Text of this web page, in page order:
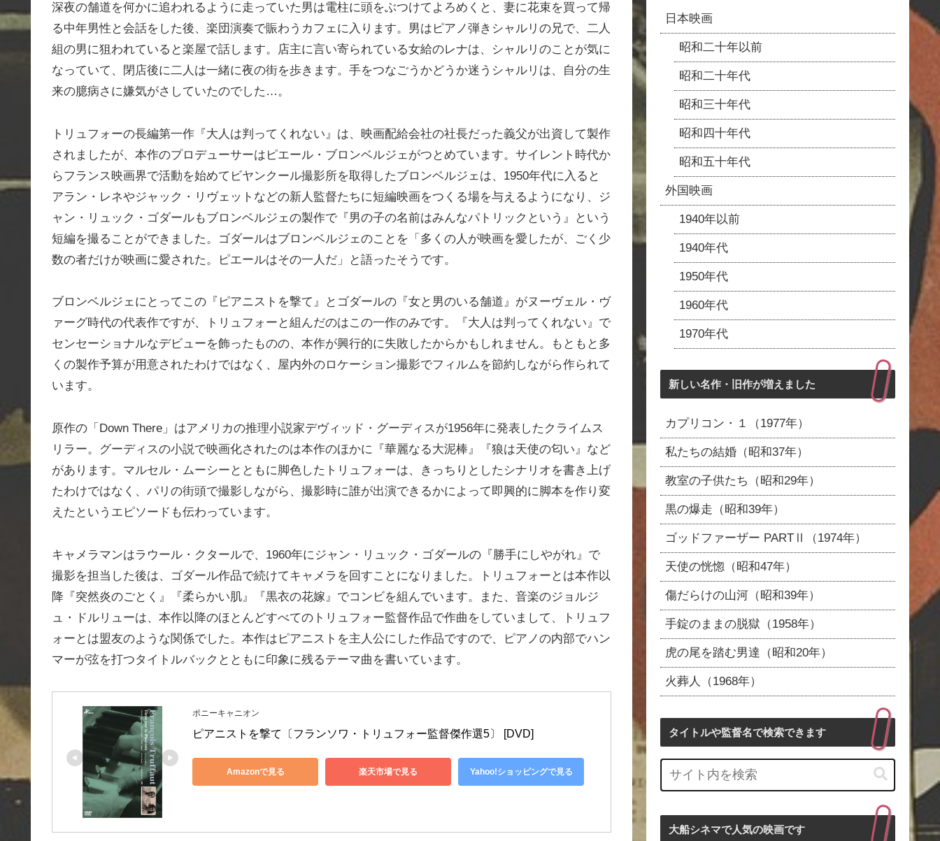
深夜の舗道を何かに追われるように走っていた男は電柱に頭をぶつけてよろめくと、妻に花束を買って帰
る中年男性と会話をした後、楽団演奏で賑わうカフェに入ります。男はピアノ弾きシャルリの兄で、二人
組の男に狙われていると楽屋で話します。店主に言い寄られている女給のレナは、シャルリのことが気に
なっていて、閉店後に二人は一緒に夜の街を歩きます。手をつなごうかどうか迷うシャルリは、自分の生
来の臆病さに嫌気がさしていたのでした…。
トリュフォーの長編第一作『大人は判ってくれない』は、映画配給会社の社長だった義父が出資して製作
されましたが、本作のプロデューサーはピエール・ブロンベルジェがつとめています。サイレント時代か
らフランス映画界で活動を始めてビヤンクール撮影所を取得したブロンベルジェは、1950年代に入ると
アラン・レネやジャック・リヴェットなどの新人監督たちに短編映画をつくる場を与えるようになり、ジ
ャン・リュック・ゴダールもブロンベルジェの製作で『男の子の名前はみんなパトリックという』という
短編を撮ることができました。ゴダールはブロンベルジェのことを「多くの人が映画を愛したが、ごく少
数の者だけが映画に愛された。ピエールはその一人だ」と語ったそうです。
ブロンベルジェにとってこの『ピアニストを撃て』とゴダールの『女と男のいる舗道』がヌーヴェル・ヴ
ァーグ時代の代表作ですが、トリュフォーと組んだのはこの一作のみです。『大人は判ってくれない』で
センセーショナルなデビューを飾ったものの、本作が興行的に失敗したからかもしれません。もともと多
くの製作予算が用意されたわけではなく、屋内外のロケーション撮影でフィルムを節約しながら作られて
います。
原作の「Down There」はアメリカの推理小説家デヴィッド・グーディスが1956年に発表したクライムス
リラー。グーディスの小説で映画化されたのは本作のほかに『華麗なる大泥棒』『狼は天使の匂い』など
があります。マルセル・ムーシーとともに脚色したトリュフォーは、きっちりとしたシナリオを書き上げ
たわけではなく、パリの街頭で撮影しながら、撮影時に誰が出演できるかによって即興的に脚本を作り変
えたというエピソードも伝わっています。
キャメラマンはラウール・クタールで、1960年にジャン・リュック・ゴダールの『勝手にしやがれ』で
撮影を担当した後は、ゴダール作品で続けてキャメラを回すことになりました。トリュフォーとは本作以
降『突然炎のごとく』『柔らかい肌』『黒衣の花嫁』でコンビを組んでいます。また、音楽のジョルジ
ュ・ドルリューは、本作以降のほとんどすべてのトリュフォー監督作品で作曲をしていまして、トリュフ
ォーとは盟友のような関係でした。本作はピアニストを主人公にした作品ですので、ピアノの内部でハン
マーが弦を打つタイトルバックとともに印象に残るテーマ曲を書いています。
ポニーキャニオン
ピアニストを撃て〔フランソワ・トリュフォー監督傑作選5〕 [DVD]
Amazonで見る 楽天市場で見る Yahoo!ショッピングで見る
日本映画
昭和二十年以前
昭和二十年代
昭和三十年代
昭和四十年代
昭和五十年代
外国映画
1940年以前
1940年代
1950年代
1960年代
1970年代
新しい名作・旧作が増えました
カプリコン・１（1977年）
私たちの結婚（昭和37年）
教室の子供たち（昭和29年）
黒の爆走（昭和39年）
ゴッドファーザー PARTⅡ（1974年）
天使の恍惚（昭和47年）
傷だらけの山河（昭和39年）
手錠のままの脱獄（1958年）
虎の尾を踏む男達（昭和20年）
火葬人（1968年）
タイトルや監督名で検索できます
大船シネマで人気の映画です